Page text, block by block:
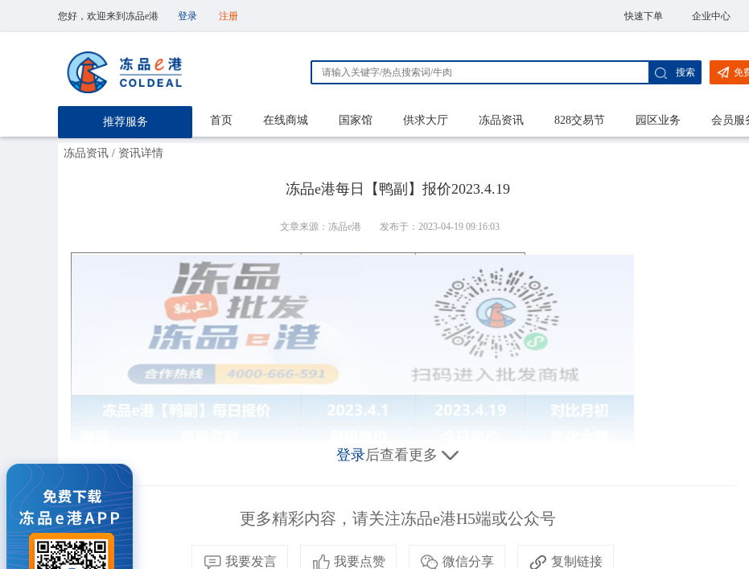
您好，欢迎来到冻品e港 登录 注册 快速下单 企业中心
推荐服务
搜索 免
首页 在线商城 国家馆 供求大厅 冻品资讯 828交易节 园区业务 会员服
冻品资讯 / 资讯详情
冻品e港每日【鸭副】报价2023.4.19
文章来源：冻品e港 发布于：2023-04-19 09:16:03
登录后查看更多
更多精彩内容，请关注冻品e港H5端或公众号
我要发言 我要点赞 微信分享 复制链接